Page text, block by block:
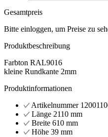
Gesamtpreis
Bitte einloggen, um Preise zu
Produktbeschreibung
Farbton RAL9016
kleine Rundkante 2mm
Produktinformationen
Artikelnummer
Länge 2110 mm
Breite 610 mm
Höhe 39 mm